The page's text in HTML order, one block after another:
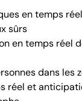
en temps
sûrs
en temps réel
dans les
réel et